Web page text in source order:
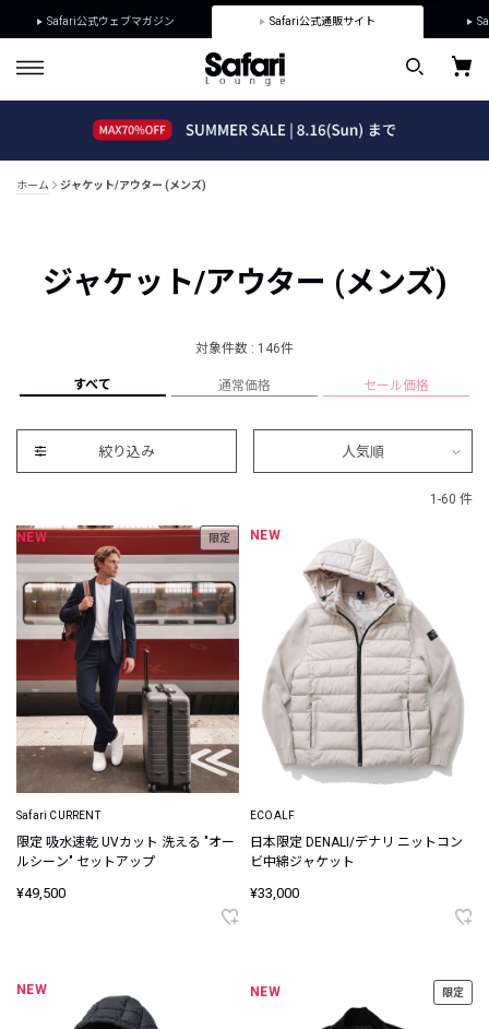
Safari公式ウェブマガジン Safari公式通販サイト
ホーム ジャケット/アウター (メンズ)
ジャケット/アウター (メンズ)
対象件数 : 146件
すべて 通常価格 セール価格
絞り込み 人気順
1-60 件
NEW 限定
Safari CURRENT
限定 吸水速乾 UVカット 洗える "オー
ルシーン" セットアップ
¥49,500
NEW
ECOALF
日本限定 DENALI/デナリ ニットコン
ビ中綿ジャケット
¥33,000
NEW NEW 限定